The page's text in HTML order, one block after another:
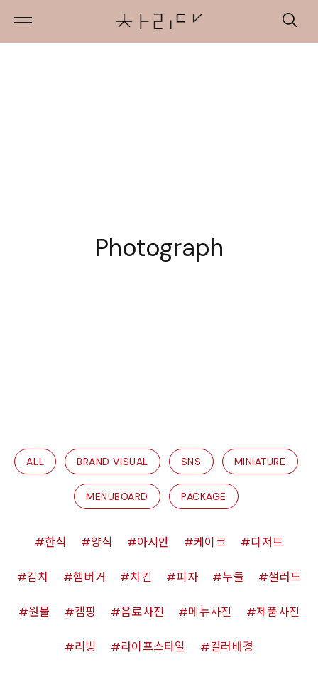
ALL BRAND VISUAL SNS MINIATURE
MENUBOARD PACKAGE
한식 양식 아시안 케이크 디저트
김치 햄버거 치킨 피자 누들 샐러드
원물 캠핑 음료사진 메뉴사진 제품사진
리빙 라이프스타일 컬러배경